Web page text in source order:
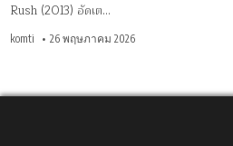
Rush (2013) อัดเต…
komti 26 พฤษภาคม 2026